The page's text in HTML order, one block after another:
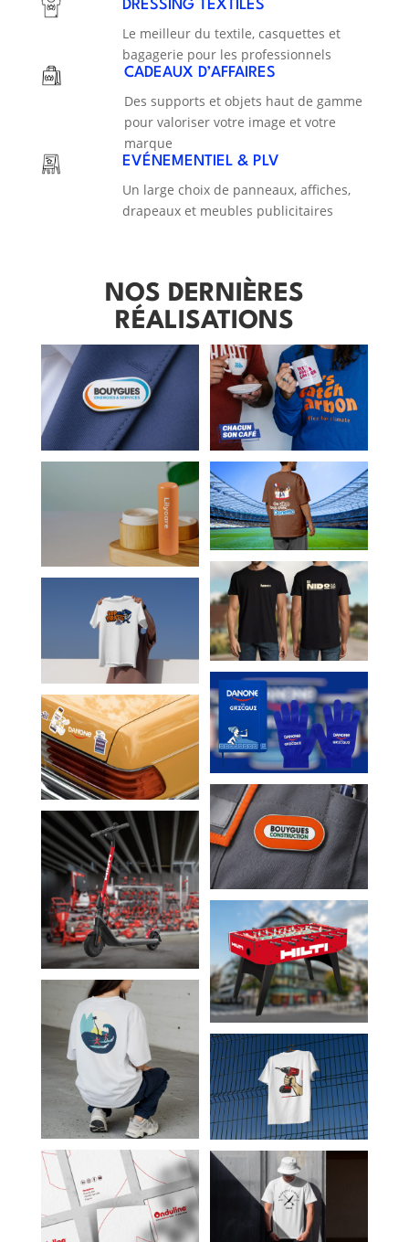
DRESSING TEXTILES
Le meilleur du textile, casquettes et
bagagerie pour les professionnels
CADEAUX D’AFFAIRES
Des supports et objets haut de gamme
pour valoriser votre image et votre
marque
EVÉNEMENTIEL & PLV
Un large choix de panneaux, affiches,
drapeaux et meubles publicitaires
NOS DERNIÈRES
RÉALISATIONS